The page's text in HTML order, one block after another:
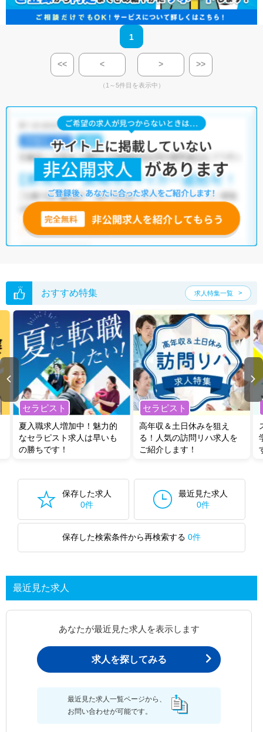
1
<< < > >>
（1～5件目を表示中）
おすすめ特集 求人特集一覧
セラピスト
夏入職求人増加中！魅力的
なセラピスト求人は早いも
の勝ちです！
セラピスト
高年収＆土日休みを狙え
る！人気の訪問リハ求人を
ご紹介します！
保存した求人
0件
最近見た求人
0件
保存した検索条件から再検索する 0件
最近見た求人
あなたが最近見た求人を表示します
求人を探してみる
最近見た求人一覧ページから、
お問い合わせが可能です。